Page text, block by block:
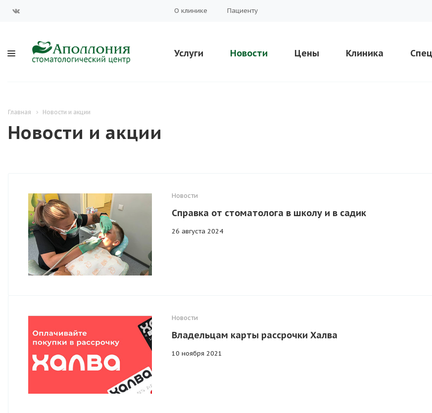
О клинике Пациенту
Услуги Новости Цены Клиника
Главная Новости и акции
Новости и акции
Новости
Справка от стоматолога в школу и в садик
26 августа 2024
Новости
Владельцам карты рассрочки Халва
10 ноября 2021